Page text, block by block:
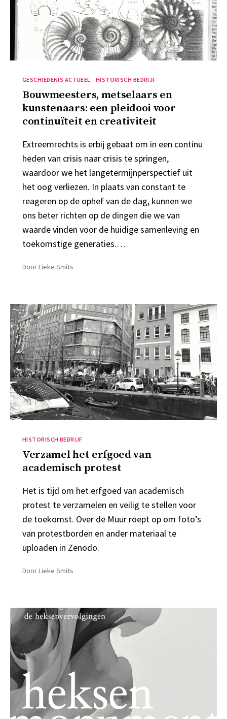
Categorieën
GESCHIEDENIS ACTUEEL HISTORISCH BEDRIJF
Bouwmeesters, metselaars en
kunstenaars: een pleidooi voor
continuïteit en creativiteit
Extreemrechts is erbij gebaat om in een continu
heden van crisis naar crisis te springen,
waardoor we het langetermijnperspectief uit
het oog verliezen. In plaats van constant te
reageren op de ophef van de dag, kunnen we
ons beter richten op de dingen die we van
waarde vinden voor de huidige samenleving en
toekomstige generaties.…
DoorLieke Smits
Categorieën
HISTORISCH BEDRIJF
Verzamel het erfgoed van
academisch protest
Het is tijd om het erfgoed van academisch
protest te verzamelen en veilig te stellen voor
de toekomst. Over de Muur roept op om foto’s
van protestborden en ander materiaal te
uploaden in Zenodo.
DoorLieke Smits